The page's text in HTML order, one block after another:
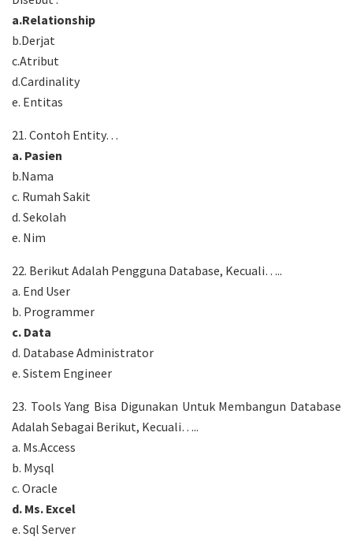
a.Relationship
b.Derjat
c.Atribut
d.Cardinality
e. Entitas
21. Contoh Entity…
a. Pasien
b.Nama
c. Rumah Sakit
d. Sekolah
e. Nim
22. Berikut Adalah Pengguna Database, Kecuali…..
a. End User
b. Programmer
c. Data
d. Database Administrator
e. Sistem Engineer
23. Tools Yang Bisa Digunakan Untuk Membangun Database
Adalah Sebagai Berikut, Kecuali…..
a. Ms.Access
b. Mysql
c. Oracle
d. Ms. Excel
e. Sql Server